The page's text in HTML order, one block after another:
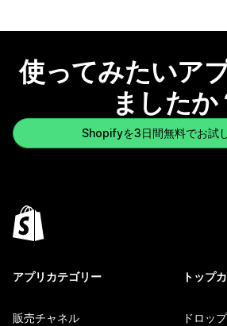
使ってみたいア
ましたか
Shopifyを3日間無料でお試
アプリカテゴリー
販売チャネル
トップ
ドロッ